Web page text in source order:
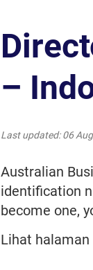
–
Last updated 06
Australian
identification
become one,
Lihat